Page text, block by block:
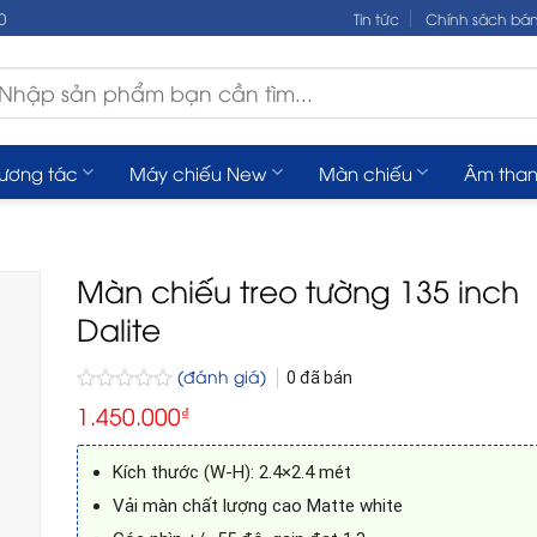
Tin tức Chính sách
tác Máy chiếu New Màn chiếu Âm
Màn chiếu treo tường 135 inch
Dalite
Được
xếp
hạng
0
5
sao
(đánh giá) 0 đã bán
1.450.000₫
Kích thước (W-H): 2.4×2.4 mét
Vải màn chất lượng cao Matte white